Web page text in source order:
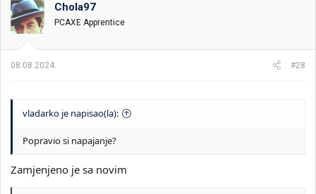
Chola97
PCAXE Apprentice
08.08.2024. #28
vladarko je napisao(la):
Popravio si napajanje?
Zamjenjeno je sa novim